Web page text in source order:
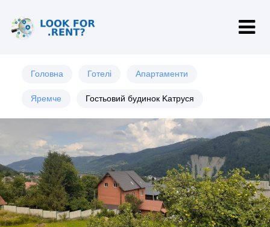
Головна Готелі Апартаменти
Яремче Гостьовий будинок Kатруся